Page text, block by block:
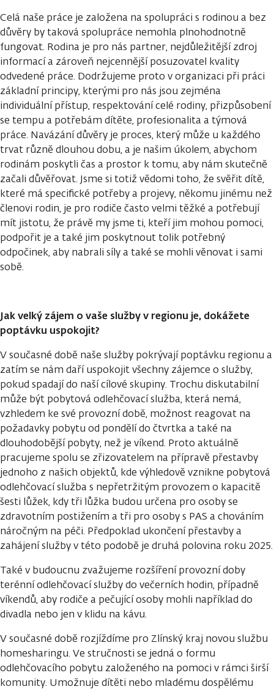
Celá naše práce je založena na spolupráci s rodinou a bez
důvěry by taková spolupráce nemohla plnohodnotně
fungovat. Rodina je pro nás partner, nejdůležitější zdroj
informací a zároveň nejcennější posuzovatel kvality
odvedené práce. Dodržujeme proto v organizaci při práci
základní principy, kterými pro nás jsou zejména
individuální přístup, respektování celé rodiny, přizpůsobení
se tempu a potřebám dítěte, profesionalita a týmová
práce. Navázání důvěry je proces, který může u každého
trvat různě dlouhou dobu, a je našim úkolem, abychom
rodinám poskytli čas a prostor k tomu, aby nám skutečně
začali důvěřovat. Jsme si totiž vědomi toho, že svěřit dítě,
které má specifické potřeby a projevy, někomu jinému než
členovi rodin, je pro rodiče často velmi těžké a potřebují
mít jistotu, že právě my jsme ti, kteří jim mohou pomoci,
podpořit je a také jim poskytnout tolik potřebný
odpočinek, aby nabrali síly a také se mohli věnovat i sami
sobě.
Jak velký zájem o vaše služby v regionu je, dokážete
poptávku uspokojit?
V současné době naše služby pokrývají poptávku regionu a
zatím se nám daří uspokojit všechny zájemce o služby,
pokud spadají do naší cílové skupiny. Trochu diskutabilní
může být pobytová odlehčovací služba, která nemá,
vzhledem ke své provozní době, možnost reagovat na
požadavky pobytu od pondělí do čtvrtka a také na
dlouhodobější pobyty, než je víkend. Proto aktuálně
pracujeme spolu se zřizovatelem na přípravě přestavby
jednoho z našich objektů, kde výhledově vznikne pobytová
odlehčovací služba s nepřetržitým provozem o kapacitě
šesti lůžek, kdy tři lůžka budou určena pro osoby se
zdravotním postižením a tři pro osoby s PAS a chováním
náročným na péči. Předpoklad ukončení přestavby a
zahájení služby v této podobě je druhá polovina roku 2025.
Také v budoucnu zvažujeme rozšíření provozní doby
terénní odlehčovací služby do večerních hodin, případně
víkendů, aby rodiče a pečující osoby mohli například do
divadla nebo jen v klidu na kávu.
V současné době rozjíždíme pro Zlínský kraj novou službu
homesharingu. Ve stručnosti se jedná o formu
odlehčovacího pobytu založeného na pomoci v rámci širší
komunity. Umožnuje dítěti nebo mladému dospělému